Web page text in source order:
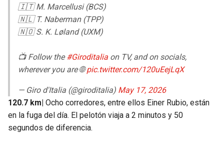
🇮🇹 M. Marcellusi (BCS)
🇳🇱 T. Naberman (TPP)
🇳🇴 S. K. Løland (UXM)
📺 Follow the#Giroditalia on TV, and on socials,
wherever you are 🌐pic.twitter.com/120uEejLqX
— Giro d'Italia (@giroditalia) May 17, 2026
120.7 km| Ocho corredores, entre ellos Einer Rubio, están
en la fuga del día. El pelotón viaja a 2 minutos y 50
segundos de diferencia.